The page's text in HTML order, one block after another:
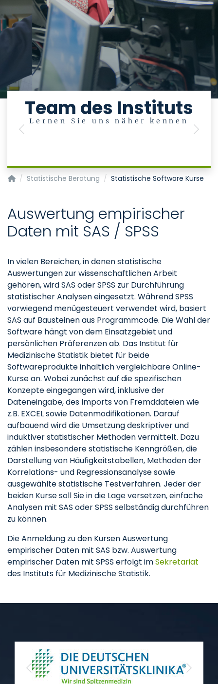
Team des Instituts
Lernen Sie uns näher kennen
Previous Next
Institut für Medizinische Statistik
Statistische Beratung Statistische Software Kurse
Auswertung empirischer
Daten mit SAS / SPSS
In vielen Bereichen, in denen statistische
Auswertungen zur wissenschaftlichen Arbeit
gehören, wird SAS oder SPSS zur Durchführung
statistischer Analysen eingesetzt. Während SPSS
vorwiegend menügesteuert verwendet wird, basiert
SAS auf Bausteinen aus Programmcode. Die Wahl der
Software hängt von dem Einsatzgebiet und
persönlichen Präferenzen ab. Das Institut für
Medizinische Statistik bietet für beide
Softwareprodukte inhaltlich vergleichbare Online-
Kurse an. Wobei zunächst auf die spezifischen
Konzepte eingegangen wird, inklusive der
Dateneingabe, des Imports von Fremddateien wie
z.B. EXCEL sowie Datenmodifikationen. Darauf
aufbauend wird die Umsetzung deskriptiver und
induktiver statistischer Methoden vermittelt. Dazu
zählen insbesondere statistische Kenngrößen, die
Darstellung von Häufigkeitstabellen, Methoden der
Korrelations- und Regressionsanalyse sowie
ausgewählte statistische Testverfahren. Jeder der
beiden Kurse soll Sie in die Lage versetzen, einfache
Analysen mit SAS oder SPSS selbständig durchführen
zu können.
Die Anmeldung zu den Kursen Auswertung
empirischer Daten mit SAS bzw. Auswertung
empirischer Daten mit SPSS erfolgt imSekretariat
des Instituts für Medizinische Statistik.
Previous Next